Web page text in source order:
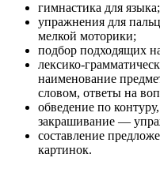
гимнастика для языка;
упражнения для
мелкой моторики;
подбор подходящих
лексико-
наименование
словом, ответы на
обведение по
закрашивание —
составление
картинок.